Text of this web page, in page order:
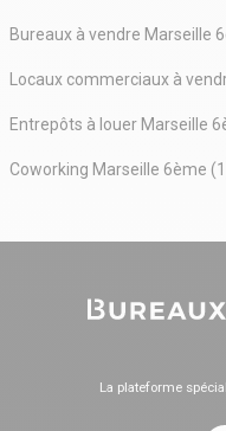
Bureaux à vendre Marseille
Locaux commerciaux à
Entrepôts à louer Marseille
Coworking Marseille 6ème
La plateforme